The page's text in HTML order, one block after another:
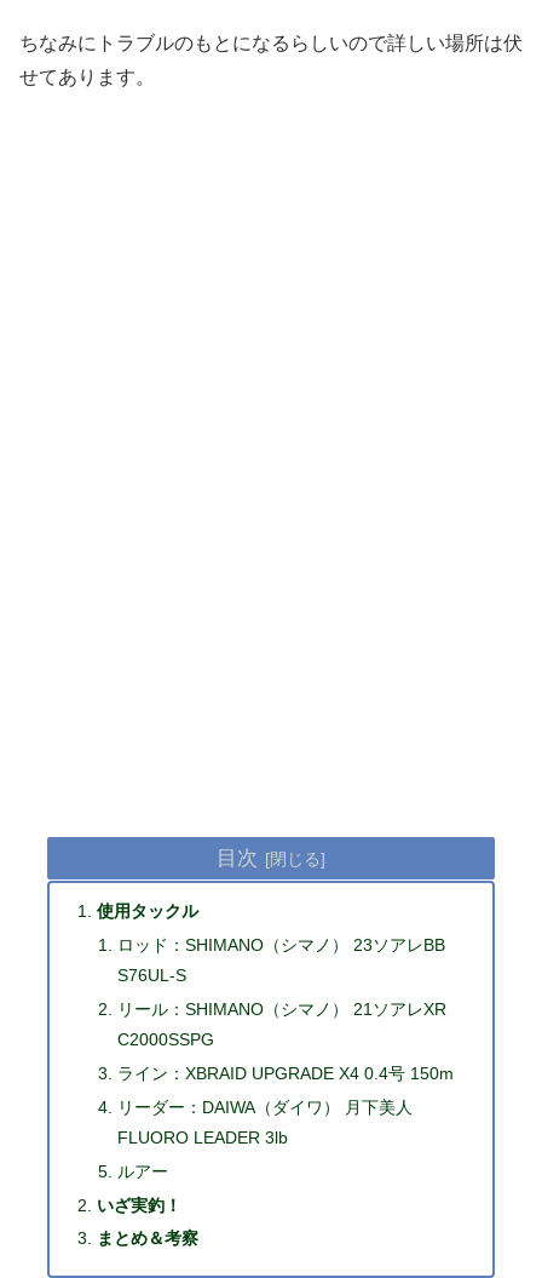
ちなみにトラブルのもとになるらしいので詳しい場所は伏
せてあります。
目次
使用タックル
ロッド：SHIMANO（シマノ） 23ソアレBB
S76UL-S
リール：SHIMANO（シマノ） 21ソアレXR
C2000SSPG
ライン：XBRAID UPGRADE X4 0.4号 150m
リーダー：DAIWA（ダイワ） 月下美人
FLUORO LEADER 3lb
ルアー
いざ実釣！
まとめ＆考察